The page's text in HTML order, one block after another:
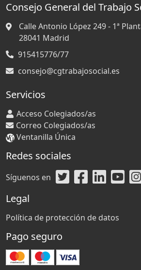
Consejo General del Trabajo
Calle Antonio López 249 - 1ª
28041 Madrid
915415776/77
consejo@cgtrabajosocial.es
Servicios
Acceso Colegiados/as
Correo Colegiados/as
Ventanilla Única
Redes sociales
Síguenos en
Legal
Política de protección de datos
Pago seguro